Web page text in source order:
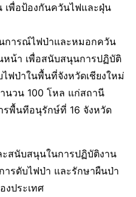
พื่อป้องกันควันไฟและฝุ่น
การณ์ไฟป่าและหมอกควัน
น้า เพื่อสนับสนุนการปฏิบัติ
ฟป่าในพื้นที่จังหวัดเชียงใหม่
นวน 100 โหล แก่สถานี
พื้นทีอนุรักษ์ที่ 16 จังหวัด
ะสนับสนุนในการปฏิบัติงาน
รดับไฟป่า และรักษาผืนป่า
ประเทศ